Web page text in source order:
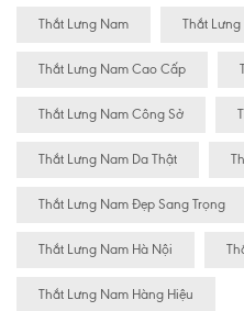
Thắt Lưng Nam Thắt
Thắt Lưng Nam Cao Cấp
Thắt Lưng Nam Công Sở
Thắt Lưng Nam Da Thật
Thắt Lưng Nam Đẹp Sang Trọng
Thắt Lưng Nam Hà Nội
Thắt Lưng Nam Hàng Hiệu